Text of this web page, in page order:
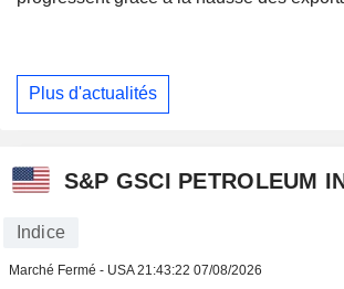
Plus d'actualités
S&P GSCI PETROLEUM
Indice
Marché Fermé - USA21:43:22 07/08/2026